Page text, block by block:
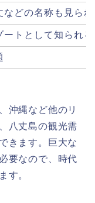
などの名称も見ら
トとして知られる
沖縄など他のリ
八丈島の観光需
きます。巨大な
要なので、時代
す。